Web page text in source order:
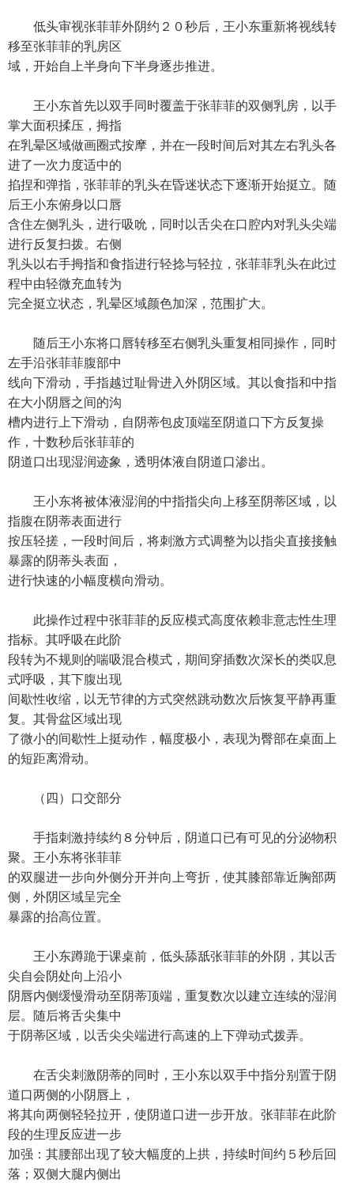
低头审视张菲菲外阴约２０秒后，王小东重新将视线转
移至张菲菲的乳房区
域，开始自上半身向下半身逐步推进。
王小东首先以双手同时覆盖于张菲菲的双侧乳房，以手
掌大面积揉压，拇指
在乳晕区域做画圈式按摩，并在一段时间后对其左右乳头各
进了一次力度适中的
掐捏和弹指，张菲菲的乳头在昏迷状态下逐渐开始挺立。随
后王小东俯身以口唇
含住左侧乳头，进行吸吮，同时以舌尖在口腔内对乳头尖端
进行反复扫拨。右侧
乳头以右手拇指和食指进行轻捻与轻拉，张菲菲乳头在此过
程中由轻微充血转为
完全挺立状态，乳晕区域颜色加深，范围扩大。
随后王小东将口唇转移至右侧乳头重复相同操作，同时
左手沿张菲菲腹部中
线向下滑动，手指越过耻骨进入外阴区域。其以食指和中指
在大小阴唇之间的沟
槽内进行上下滑动，自阴蒂包皮顶端至阴道口下方反复操
作，十数秒后张菲菲的
阴道口出现湿润迹象，透明体液自阴道口渗出。
王小东将被体液湿润的中指指尖向上移至阴蒂区域，以
指腹在阴蒂表面进行
按压轻搓，一段时间后，将刺激方式调整为以指尖直接接触
暴露的阴蒂头表面，
进行快速的小幅度横向滑动。
此操作过程中张菲菲的反应模式高度依赖非意志性生理
指标。其呼吸在此阶
段转为不规则的喘吸混合模式，期间穿插数次深长的类叹息
式呼吸，其下腹出现
间歇性收缩，以无节律的方式突然跳动数次后恢复平静再重
复。其骨盆区域出现
了微小的间歇性上挺动作，幅度极小，表现为臀部在桌面上
的短距离滑动。
（四）口交部分
手指刺激持续约８分钟后，阴道口已有可见的分泌物积
聚。王小东将张菲菲
的双腿进一步向外侧分开并向上弯折，使其膝部靠近胸部两
侧，外阴区域呈完全
暴露的抬高位置。
王小东蹲跪于课桌前，低头舔舐张菲菲的外阴，其以舌
尖自会阴处向上沿小
阴唇内侧缓慢滑动至阴蒂顶端，重复数次以建立连续的湿润
层。随后将舌尖集中
于阴蒂区域，以舌尖尖端进行高速的上下弹动式拨弄。
在舌尖刺激阴蒂的同时，王小东以双手中指分别置于阴
道口两侧的小阴唇上，
将其向两侧轻轻拉开，使阴道口进一步开放。张菲菲在此阶
段的生理反应进一步
加强：其腰部出现了较大幅度的上拱，持续时间约５秒后回
落；双侧大腿内侧出